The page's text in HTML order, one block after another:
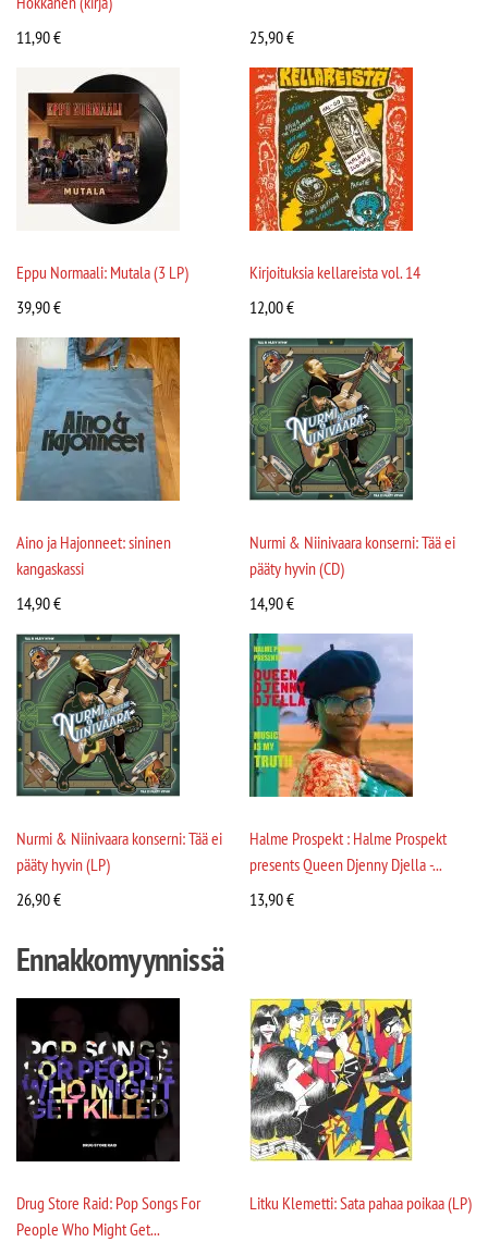
11,90€ 25,90€
Eppu Normaali: Mutala (3 LP)
39,90€
Kirjoituksia kellareista vol. 14
12,00€
Aino ja Hajonneet: sininen
kangaskassi
14,90€
Nurmi & Niinivaara konserni: Tää ei
pääty hyvin (CD)
14,90€
Nurmi & Niinivaara konserni: Tää ei
pääty hyvin (LP)
26,90€
Halme Prospekt : Halme Prospekt
presents Queen Djenny Djella -...
13,90€
Ennakkomyynnissä
Drug Store Raid: Pop Songs For
People Who Might Get...
Litku Klemetti: Sata pahaa poikaa (LP)